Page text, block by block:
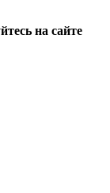
на сайте